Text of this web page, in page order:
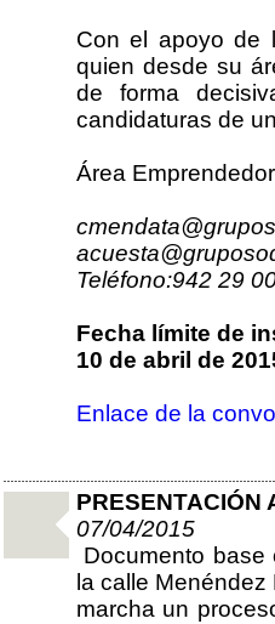
Con el apoyo de
quien desde su
de forma
candidaturas de
Área
Teléfono:942 29
Fecha límite de
10 de abril de
Enlace de la
PRESENTACIÓN
07/04/2015
Documento base
la calle
marcha un